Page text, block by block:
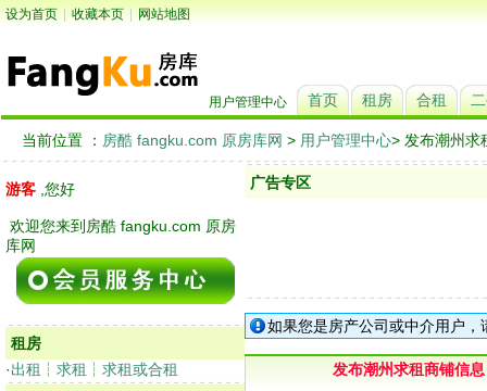
设为首页 | 收藏本页 | 网站地图
用户管理中心 首页 租房 合租
当前位置 ： 房酷 fangku.com 原房库网 > 用户管理中心> 发布潮州求
游客 ,您好
欢迎您来到房酷 fangku.com 原房
库网
租房
·出租 ┆ 求租 ┆ 求租或合租
广告专区
如果您是房产公司或中介用户，
发布潮州求租商铺信息